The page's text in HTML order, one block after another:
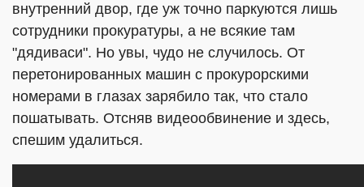
внутренний двор, где уж точно паркуются лишь
сотрудники прокуратуры, а не всякие там
"дядиваси". Но увы, чудо не случилось. От
перетонированных машин с прокурорскими
номерами в глазах зарябило так, что стало
пошатывать. Отсняв видеообвинение и здесь,
спешим удалиться.